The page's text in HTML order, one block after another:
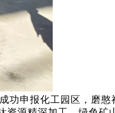
功申报化工园区，磨憨